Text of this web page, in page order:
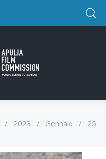
/ 2023 / Gennaio / 25